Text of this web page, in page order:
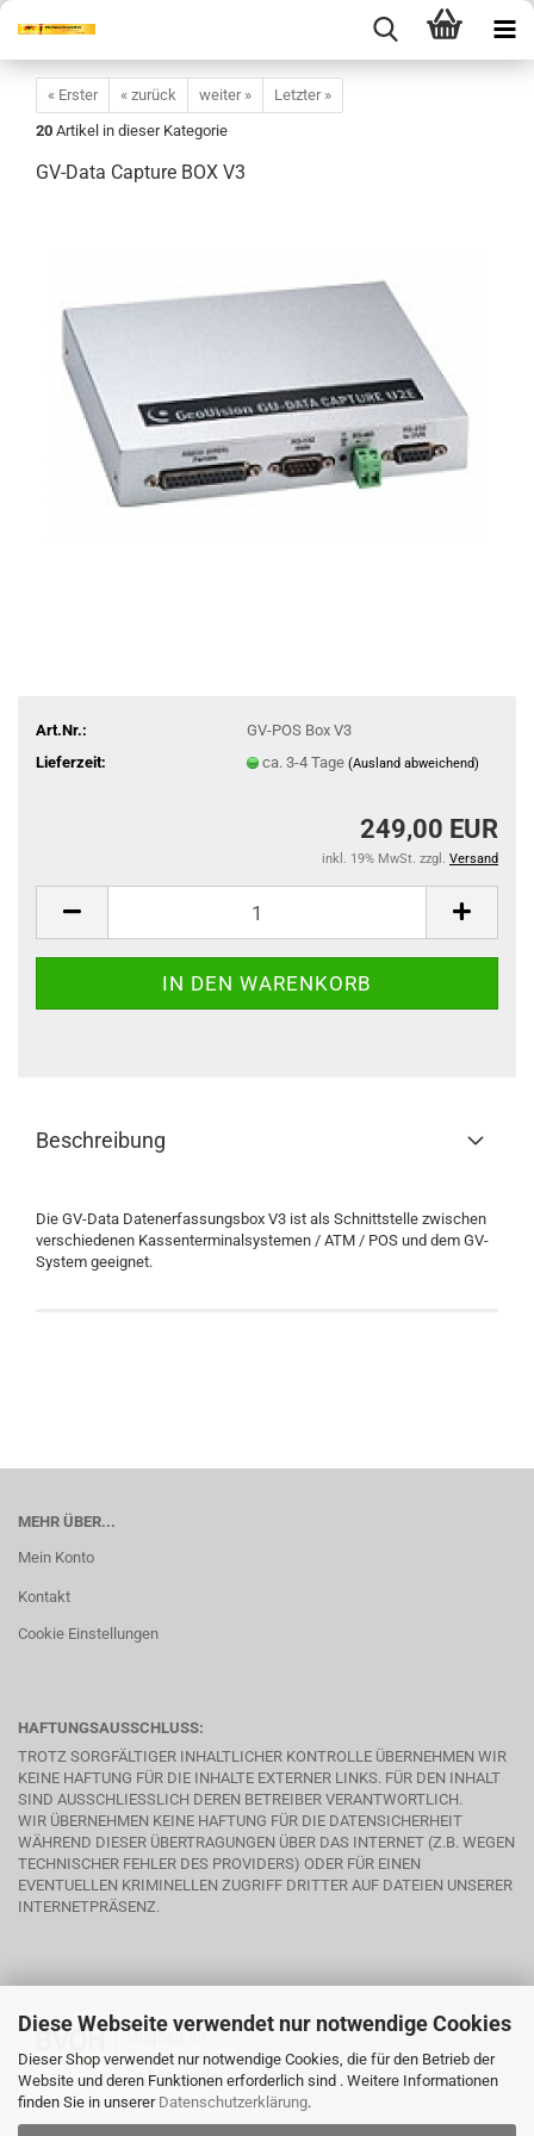
Diese Webseite verwendet nur notwendige Cookies
Dieser Shop verwendet nur notwendige Cookies, die für den Betrieb der
Website und deren Funktionen erforderlich sind . Weitere Informationen
finden Sie in unserer Datenschutzerklärung.
« Erster « zurück weiter »
Letzter »
20 Artikel in dieser Kategorie
GV-Data Capture BOX V3
Art.Nr.:
GV-POS Box V3
Lieferzeit:
ca. 3-4 Tage (Ausland abweichend)
249,00 EUR
inkl. 19% MwSt. zzgl. Versand
Beschreibung
Die GV-Data Datenerfassungsbox V3 ist als Schnittstelle zwischen
verschiedenen Kassenterminalsystemen / ATM / POS und dem GV-
System geeignet.
MEHR ÜBER...
Mein Konto
Kontakt
Cookie Einstellungen
HAFTUNGSAUSSCHLUSS:
TROTZ SORGFÄLTIGER INHALTLICHER KONTROLLE ÜBERNEHMEN WIR
KEINE HAFTUNG FÜR DIE INHALTE EXTERNER LINKS. FÜR DEN INHALT
SIND AUSSCHLIESSLICH DEREN BETREIBER VERANTWORTLICH.
WIR ÜBERNEHMEN KEINE HAFTUNG FÜR DIE DATENSICHERHEIT
WÄHREND DIESER ÜBERTRAGUNGEN ÜBER DAS INTERNET (Z.B. WEGEN
TECHNISCHER FEHLER DES PROVIDERS) ODER FÜR EINEN
EVENTUELLEN KRIMINELLEN ZUGRIFF DRITTER AUF DATEIEN UNSERER
INTERNETPRÄSENZ.